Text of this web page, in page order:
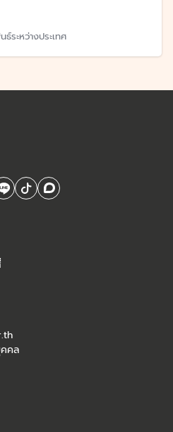
ระหว่างประเทศ
คล